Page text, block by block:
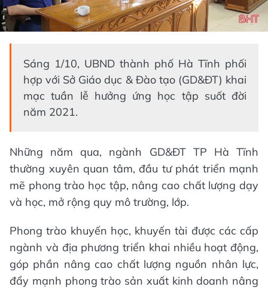
Sáng 1/10, UBND thành phố Hà Tĩnh phối
hợp với Sở Giáo dục & Đào tạo (GD&ĐT) khai
mạc tuần lễ hưởng ứng học tập suốt đời
năm 2021.
Những năm qua, ngành GD&ĐT TP Hà Tĩnh
thường xuyên quan tâm, đầu tư phát triển mạnh
mẽ phong trào học tập, nâng cao chất lượng dạy
và học, mở rộng quy mô trường, lớp.
Phong trào khuyến học, khuyến tài được các cấp
ngành và địa phương triển khai nhiều hoạt động,
góp phần nâng cao chất lượng nguồn nhân lực,
đẩy mạnh phong trào sản xuất kinh doanh nâng